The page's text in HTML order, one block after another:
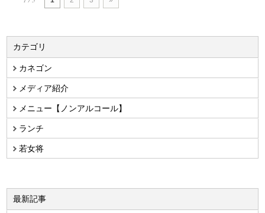
カテゴリ
カネゴン
メディア紹介
メニュー【ノンアルコール】
ランチ
若女将
最新記事